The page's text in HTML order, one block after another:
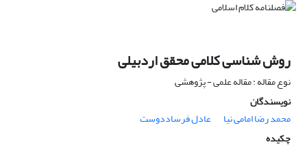
روش شناسی کلامی محقق اردبیلی
نوع مقاله : مقاله علمی - پژوهشی
نویسندگان
محمد رضا امامی نیا
عادل فرساددوست
چکیده